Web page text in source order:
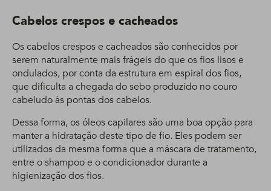
Cabelos crespos e cacheados
Os cabelos crespos e cacheados são conhecidos por
serem naturalmente mais frágeis do que os fios lisos e
ondulados, por conta da estrutura em espiral dos fios,
que dificulta a chegada do sebo produzido no couro
cabeludo às pontas dos cabelos.
Dessa forma, os óleos capilares são uma boa opção para
manter a hidratação deste tipo de fio. Eles podem ser
utilizados da mesma forma que a máscara de tratamento,
entre o shampoo e o condicionador durante a
higienização dos fios.